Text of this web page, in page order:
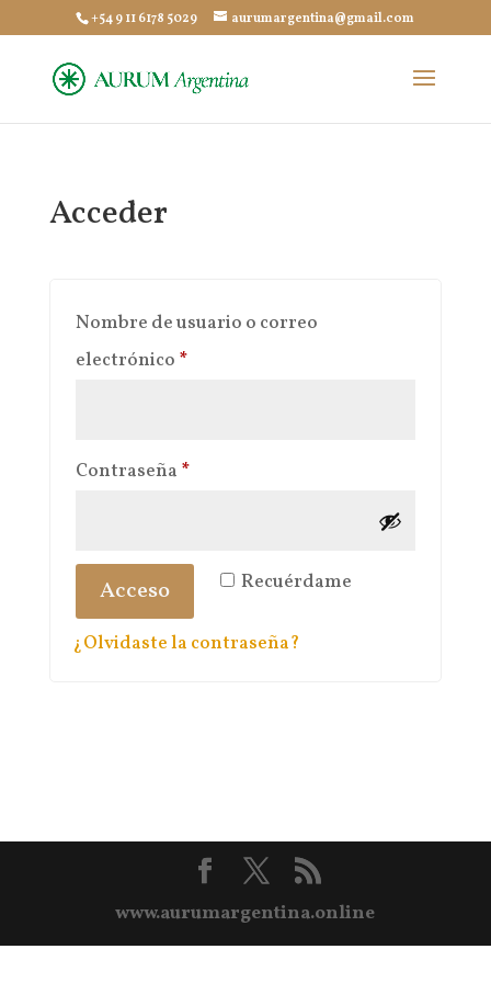
+54 9 11 6178 5029 aurumargentina@gmail.com
Acceder
Nombre de usuario o correo
electrónico *Obligatorio
Contraseña *Obligatorio
Recuérdame
Acceso
¿Olvidaste la contraseña?
www.aurumargentina.online